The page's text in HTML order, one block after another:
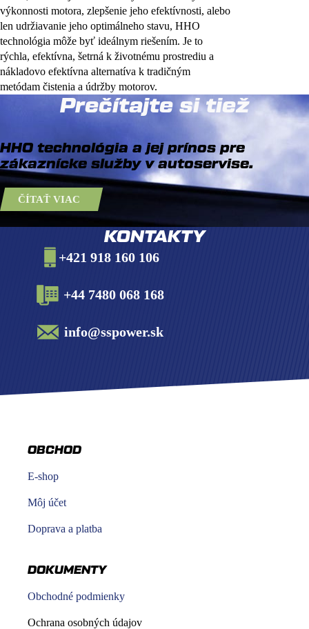
výkonnosti motora, zlepšenie jeho efektívnosti, alebo
len udržiavanie jeho optimálneho stavu, HHO
technológia môže byť ideálnym riešením. Je to
rýchla, efektívna, šetrná k životnému prostrediu a
nákladovo efektívna alternatíva k tradičným
metódam čistenia a údržby motorov.
Prečítajte si tiež
HHO technológia a jej prínos pre
zákaznícke služby v autoservise.
ČÍTAŤ VIAC
KONTAKTY
+421 918 160 106
+44 7480 068 168
info@sspower.sk
OBCHOD
E-shop
Môj účet
Doprava a platba
DOKUMENTY
Obchodné podmienky
Ochrana osobných údajov